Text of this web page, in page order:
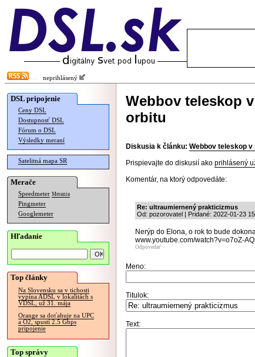
neprihlásený
DSL pripojenie
Ceny DSL
Dostupnosť DSL
Fórum o DSL
Výsledky meraní
Satelitná mapa SR
Merače
Speedmeter Merania
Pingmeter
Googlemeter
Hľadanie
Top články
Na Slovensku sa v tichosti
vypína ADSL v lokalitách s
VDSL, už 31. mája
Orange sa doťahuje na UPC
a O2, spustí 2.5 Gbps
pripojenie
Top správy
Webbov teleskop
orbitu
Diskusia k článku: Webbov teleskop
Prispievajte do diskusií ako prihlásený
Komentár, na ktorý odpovedáte:
Re: ultraumiernený prakticizmus
Od: pozorovatel | Pridané: 2022-01-23
Nerýp do Elona, o rok to bude
www.youtube.com/watch?v=o7oZ-
Odpovedať
Meno:
Titulok:
Text: